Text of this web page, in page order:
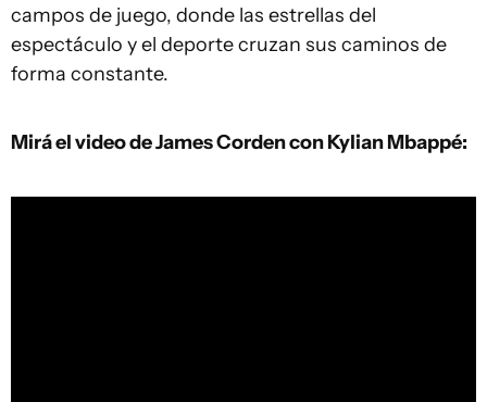
campos de juego, donde las estrellas del
espectáculo y el deporte cruzan sus caminos de
forma constante.
Mirá el video de James Corden con Kylian Mbappé: